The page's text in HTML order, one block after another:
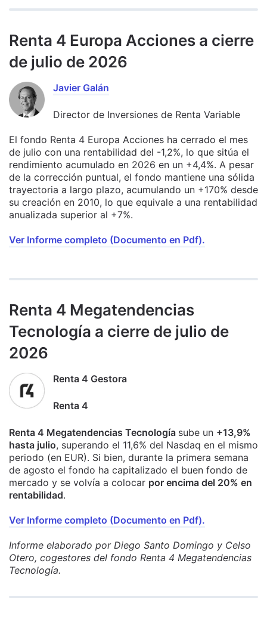
Renta 4 Europa Acciones a cierre
de julio de 2026
Javier Galán
Director de Inversiones de Renta Variable
El fondo Renta 4 Europa Acciones ha cerrado el mes
de julio con una rentabilidad del -1,2%, lo que sitúa el
rendimiento acumulado en 2026 en un +4,4%. A pesar
de la corrección puntual, el fondo mantiene una sólida
trayectoria a largo plazo, acumulando un +170% desde
su creación en 2010, lo que equivale a una rentabilidad
anualizada superior al +7%.
Ver Informe completo (Documento en Pdf).
Renta 4 Megatendencias
Tecnología a cierre de julio de
2026
Renta 4 Gestora
Renta 4
Renta 4 Megatendencias Tecnología sube un +13,9%
hasta julio, superando el 11,6% del Nasdaq en el mismo
periodo (en EUR). Si bien, durante la primera semana
de agosto el fondo ha capitalizado el buen fondo de
mercado y se volvía a colocar por encima del 20% en
rentabilidad.
Ver Informe completo (Documento en Pdf).
Informe elaborado por Diego Santo Domingo y Celso
Otero, cogestores del fondo Renta 4 Megatendencias
Tecnología.